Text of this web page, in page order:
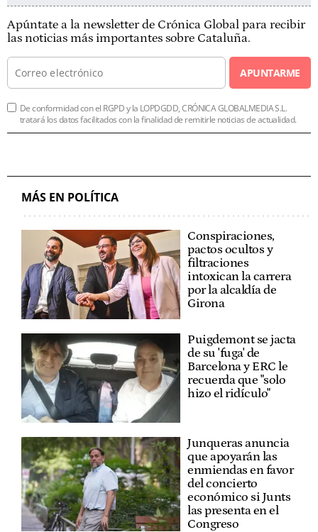
Apúntate a la newsletter de Crónica Global para recibir
las noticias más importantes sobre Cataluña.
APUNTARME
De conformidad con el RGPD y la LOPDGDD, CRÓNICA GLOBALMEDIA S.L.
tratará los datos facilitados con la finalidad de remitirle noticias de actualidad.
MÁS EN POLÍTICA
Conspiraciones,
pactos ocultos y
filtraciones
intoxican la carrera
por la alcaldía de
Girona
Puigdemont se jacta
de su 'fuga' de
Barcelona y ERC le
recuerda que "solo
hizo el ridículo"
Junqueras anuncia
que apoyarán las
enmiendas en favor
del concierto
económico si Junts
las presenta en el
Congreso